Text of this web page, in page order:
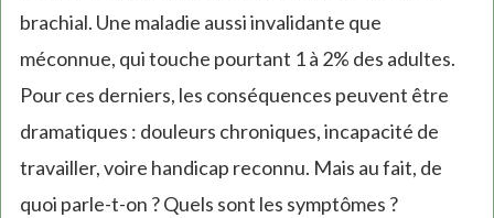
brachial. Une maladie aussi invalidante que
méconnue, qui touche pourtant 1 à 2% des adultes.
Pour ces derniers, les conséquences peuvent être
dramatiques : douleurs chroniques, incapacité de
travailler, voire handicap reconnu. Mais au fait, de
quoi parle-t-on ? Quels sont les symptômes ?